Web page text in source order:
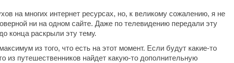
на многих интернет ресурсах, но, к великому сожалению, я не
ни на одном сайте. Даже по телевидению передали эту
конца раскрыли эту тему.
из того, что есть на этот момент. Если будут какие-то
из путешественников найдет какую-то дополнительную